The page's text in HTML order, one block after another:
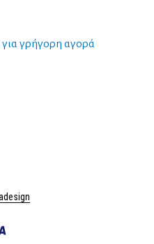
για γρήγορη αγορά